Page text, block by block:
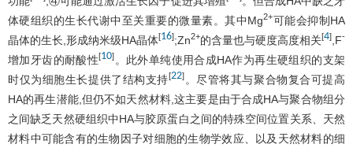
体硬组织的生长代谢中至关重要的微量素。其中Mg2+可能会抑制HA
晶体的生长,形成纳米级HA晶体[16];Zn2+的含量也与硬度高度相关[4] ,F-
增加牙齿的耐酸性[10] 。此外单纯使用合成HA作为再生硬组织的支架
时仅为细胞生长提供了结构支持[22] 。尽管将其与聚合物复合可提高
HA的再生潜能,但仍不如天然材料,这主要是由于合成HA与聚合物组分
之间缺乏天然硬组织中HA与胶原蛋白之间的特殊空间位置关系、天然
材料中可能含有的生物因子对细胞的生物学效应、以及天然材料的细